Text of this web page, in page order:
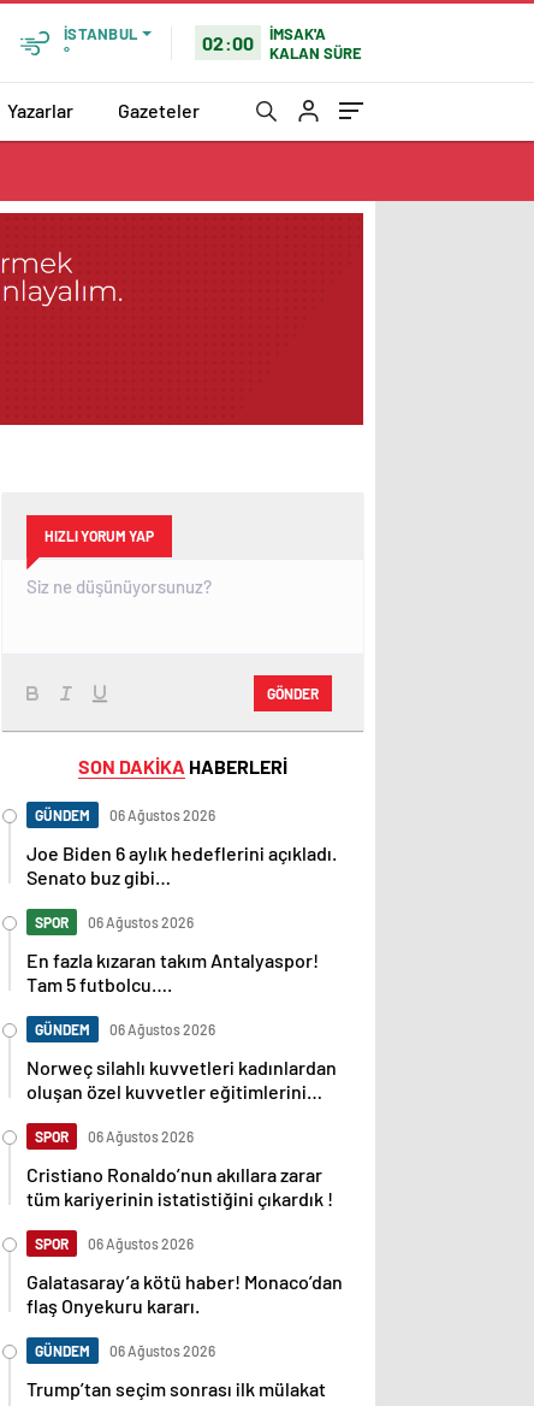
İSTANBUL
°
02:00
İMSAK'A
KALAN SÜRE
Yazarlar Gazeteler
HIZLI YORUM YAP
GÖNDER
SON DAKİKA HABERLERİ
GÜNDEM 06 Ağustos 2026
Joe Biden 6 aylık hedeflerini açıkladı.
Senato buz gibi…
SPOR 06 Ağustos 2026
En fazla kızaran takım Antalyaspor!
Tam 5 futbolcu….
GÜNDEM 06 Ağustos 2026
Norweç silahlı kuvvetleri kadınlardan
oluşan özel kuvvetler eğitimlerini
SPOR 06 Ağustos 2026
Cristiano Ronaldo’nun akıllara zarar
tüm kariyerinin istatistiğini çıkardık !
SPOR 06 Ağustos 2026
Galatasaray’a kötü haber! Monaco’dan
flaş Onyekuru kararı.
GÜNDEM 06 Ağustos 2026
Trump’tan seçim sonrası ilk mülakat